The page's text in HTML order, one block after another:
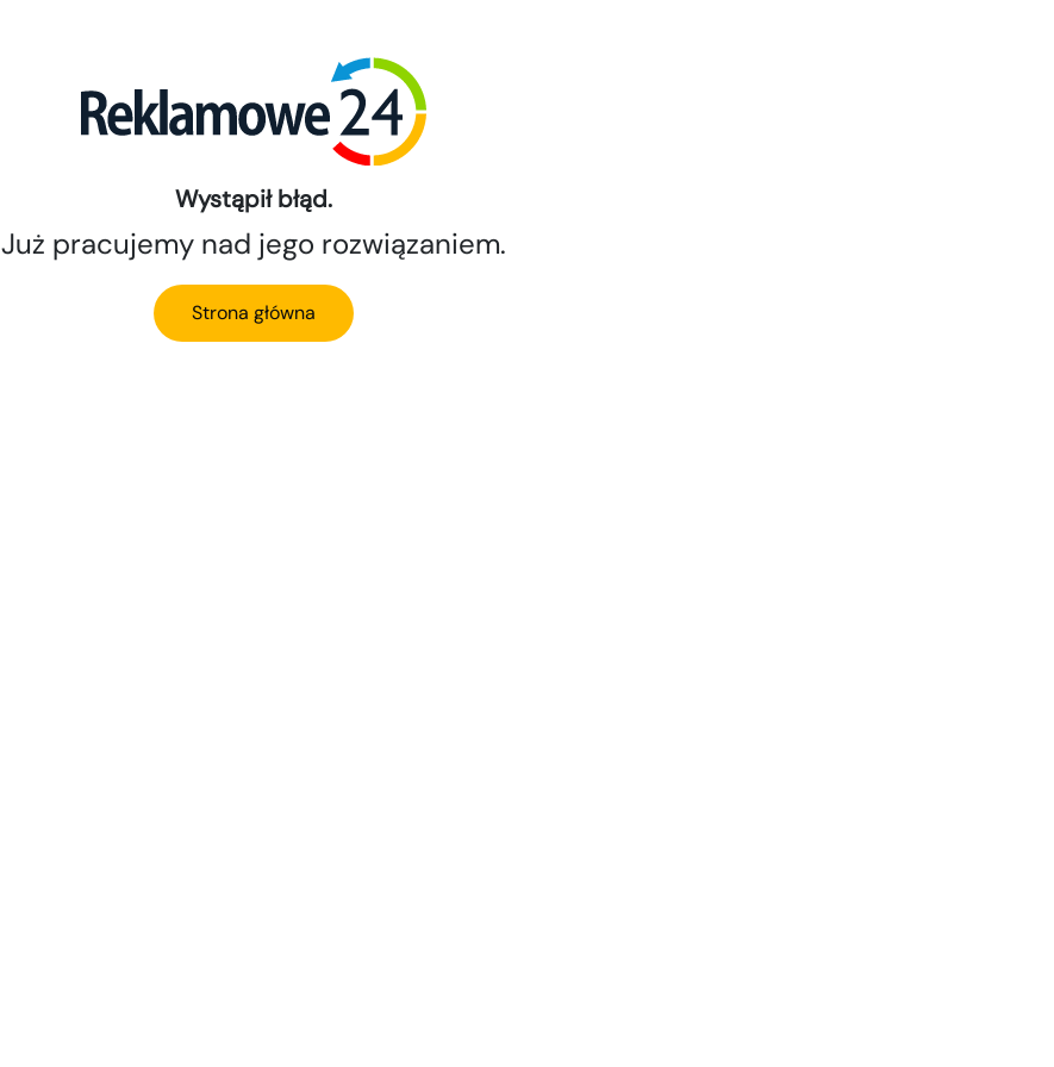
Wystąpił błąd.
Już pracujemy nad jego rozwiązaniem.
Strona główna